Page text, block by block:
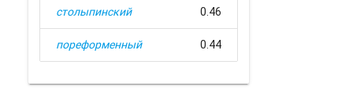
столыпинский 0.46
пореформенный 0.44